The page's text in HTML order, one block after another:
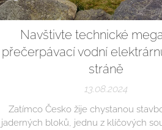
Navštivte technické
přečerpávací vodní
stráně
13.08.2024
Zatímco Česko žije chystanou
jaderných bloků, jednu z klíčových